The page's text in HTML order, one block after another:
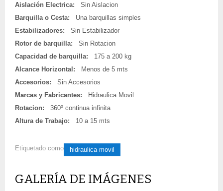
Aislación Electrica:
Sin Aislacion
Barquilla o Cesta:
Una barquillas simples
Estabilizadores:
Sin Estabilizador
Rotor de barquilla:
Sin Rotacion
Capacidad de barquilla:
175 a 200 kg
Alcance Horizontal:
Menos de 5 mts
Accesorios:
Sin Accesorios
Marcas y Fabricantes:
Hidraulica Movil
Rotacion:
360º continua infinita
Altura de Trabajo:
10 a 15 mts
Etiquetado como hidraulica movil
GALERÍA DE IMÁGENES